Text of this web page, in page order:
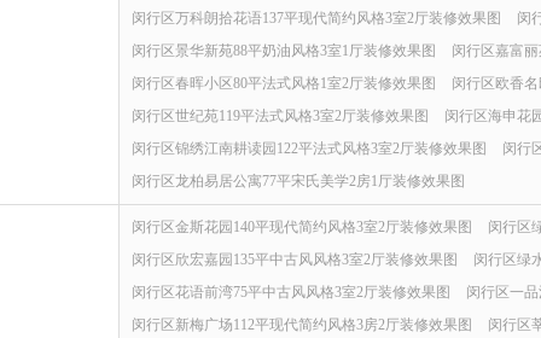
闵行区万科朗拾花语137平现代简约风格3室2厅装修效果图
闵
闵行区景华新苑88平奶油风格3室1厅装修效果图
闵行区嘉富
闵行区春晖小区80平法式风格1室2厅装修效果图
闵行区欧香
闵行区世纪苑119平法式风格3室2厅装修效果图
闵行区海申花
闵行区锦绣江南耕读园122平法式风格3室2厅装修效果图
闵行
闵行区龙柏易居公寓77平宋氏美学2房1厅装修效果图
闵行区金斯花园140平现代简约风格3室2厅装修效果图
闵行区
闵行区欣宏嘉园135平中古风风格3室2厅装修效果图
闵行区绿
闵行区花语前湾75平中古风风格3室2厅装修效果图
闵行区一
闵行区新梅广场112平现代简约风格3房2厅装修效果图
闵行区